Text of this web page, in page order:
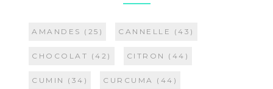
AMANDES (25) CANNELLE (43)
CHOCOLAT (42) CITRON (44)
CUMIN (34) CURCUMA (44)